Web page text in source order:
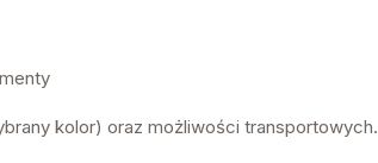
kolor) oraz możliwości transportowych.